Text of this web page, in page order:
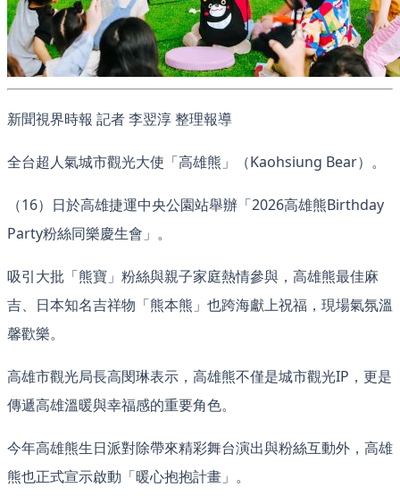
新聞視界時報 記者 李翌淳 整理報導
全台超人氣城市觀光大使「高雄熊」（Kaohsiung Bear）。
（16）日於高雄捷運中央公園站舉辦「2026高雄熊Birthday
Party粉絲同樂慶生會」。
吸引大批「熊寶」粉絲與親子家庭熱情參與，高雄熊最佳麻
吉、日本知名吉祥物「熊本熊」也跨海獻上祝福，現場氣氛溫
馨歡樂。
高雄市觀光局長高閔琳表示，高雄熊不僅是城市觀光IP，更是
傳遞高雄溫暖與幸福感的重要角色。
今年高雄熊生日派對除帶來精彩舞台演出與粉絲互動外，高雄
熊也正式宣示啟動「暖心抱抱計畫」。